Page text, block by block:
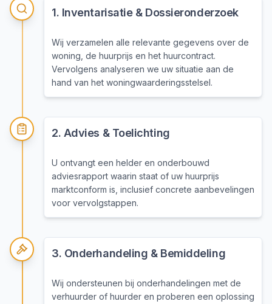
1. Inventarisatie & Dossieronderzoek
Wij verzamelen alle relevante gegevens over de
woning, de huurprijs en het huurcontract.
Vervolgens analyseren we uw situatie aan de
hand van het woningwaarderingsstelsel.
2. Advies & Toelichting
U ontvangt een helder en onderbouwd
adviesrapport waarin staat of uw huurprijs
marktconform is, inclusief concrete aanbevelingen
voor vervolgstappen.
3. Onderhandeling & Bemiddeling
Wij ondersteunen bij onderhandelingen met de
verhuurder of huurder en proberen een oplossing